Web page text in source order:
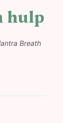
hulp
Breath